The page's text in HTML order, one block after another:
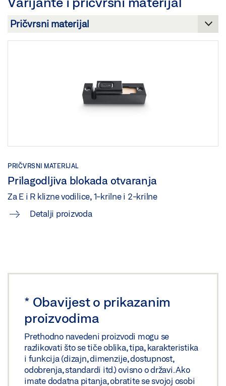
DULJINA
Preuzmi (PNG)
Preuzmi (.PDF | 449 KB)
Podijeli
PRIČVRSNI MATERIJAL
Prilagodljiva blokada otvaranja
Za E i R klizne vodilice, 1-krilne i 2-krilne
Detalji proizvoda
* Obavijest o prikazanim
proizvodima
Prethodno navedeni proizvodi mogu se
razlikovati što se tiče oblika, tipa, karakteristika
i funkcija (dizajn, dimenzije, dostupnost,
odobrenja, standardi itd.) ovisno o državi. Ako
imate dodatna pitanja, obratite se svojoj osobi